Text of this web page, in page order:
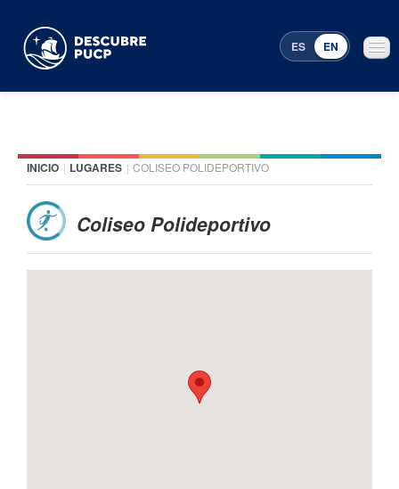
ES EN
Places
Featured events
Menu Programming
INICIO | LUGARES | COLISEO POLIDEPORTIVO
Coliseo Polideportivo